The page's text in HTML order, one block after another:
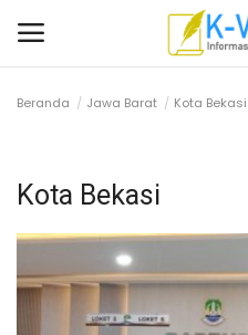
Beranda
Banten
Beranda Jawa Barat Kota Bekasi
Kota Bekasi